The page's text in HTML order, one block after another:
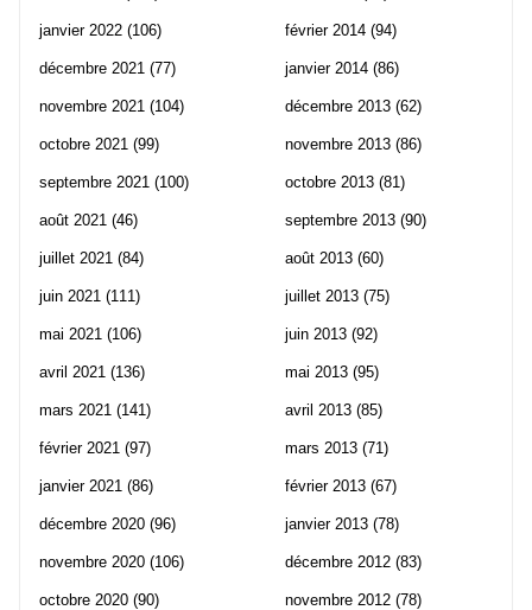
janvier 2022 (106)
décembre 2021 (77)
novembre 2021 (104)
octobre 2021 (99)
septembre 2021 (100)
août 2021 (46)
juillet 2021 (84)
juin 2021 (111)
mai 2021 (106)
avril 2021 (136)
mars 2021 (141)
février 2021 (97)
janvier 2021 (86)
décembre 2020 (96)
novembre 2020 (106)
octobre 2020 (90)
février 2014 (94)
janvier 2014 (86)
décembre 2013 (62)
novembre 2013 (86)
octobre 2013 (81)
septembre 2013 (90)
août 2013 (60)
juillet 2013 (75)
juin 2013 (92)
mai 2013 (95)
avril 2013 (85)
mars 2013 (71)
février 2013 (67)
janvier 2013 (78)
décembre 2012 (83)
novembre 2012 (78)